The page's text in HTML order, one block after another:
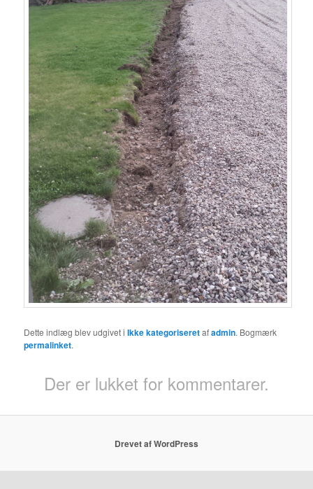
Dette indlæg blev udgivet iIkke kategoriseretafadmin. Bogmærk
permalinket.
Der er lukket for kommentarer.
Drevet af WordPress